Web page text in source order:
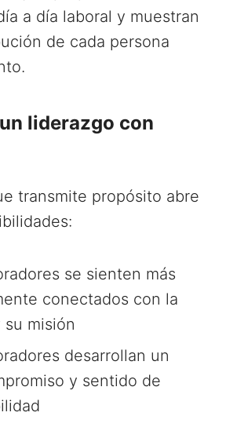
a día laboral y muestran
de cada persona
liderazgo con
transmite propósito abre
se sienten más
conectados con la
su misión
desarrollan un
y sentido de